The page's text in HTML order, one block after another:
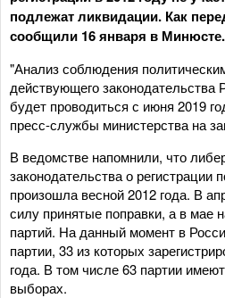
подлежат ликвидации. Как
сообщили 16 января в Минюсте.
"Анализ соблюдения
действующего
будет проводиться с июня 2019
пресс-службы министерства на
В ведомстве напомнили, что
законодательства о регистрации
произошла весной 2012 года. В
силу принятые поправки, а в мае
партий. На данный момент в
партии, 33 из которых
года. В том числе 63 партии
выборах.